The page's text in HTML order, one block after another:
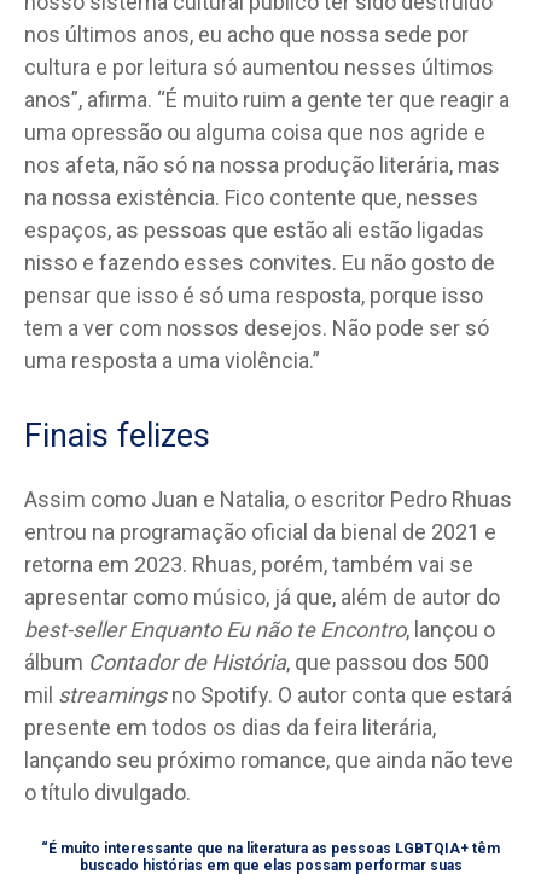
nos últimos anos, eu acho que nossa sede por
cultura e por leitura só aumentou nesses últimos
anos”, afirma. “É muito ruim a gente ter que reagir a
uma opressão ou alguma coisa que nos agride e
nos afeta, não só na nossa produção literária, mas
na nossa existência. Fico contente que, nesses
espaços, as pessoas que estão ali estão ligadas
nisso e fazendo esses convites. Eu não gosto de
pensar que isso é só uma resposta, porque isso
tem a ver com nossos desejos. Não pode ser só
uma resposta a uma violência.”
Finais felizes
Assim como Juan e Natalia, o escritor Pedro Rhuas
entrou na programação oficial da bienal de 2021 e
retorna em 2023. Rhuas, porém, também vai se
apresentar como músico, já que, além de autor do
best-seller Enquanto Eu não te Encontro, lançou o
álbum Contador de História, que passou dos 500
mil streamingsno Spotify. O autor conta que estará
presente em todos os dias da feira literária,
lançando seu próximo romance, que ainda não teve
o título divulgado.
“É muito interessante que na literatura as pessoas LGBTQIA+ têm
buscado histórias em que elas possam performar suas